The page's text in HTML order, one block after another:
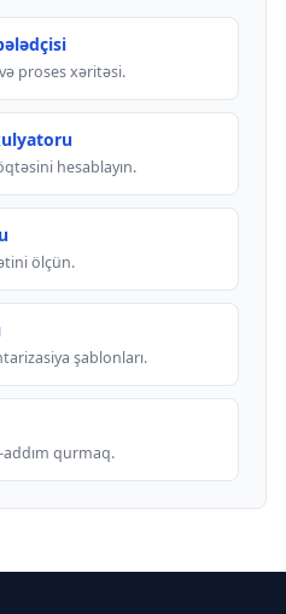
və proses xəritəsi.
hesablayın.
ölçün.
şablonları.
addım qurmaq.